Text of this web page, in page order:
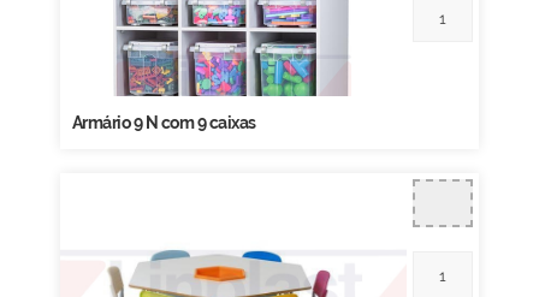
Armário 9 N com 9 caixas